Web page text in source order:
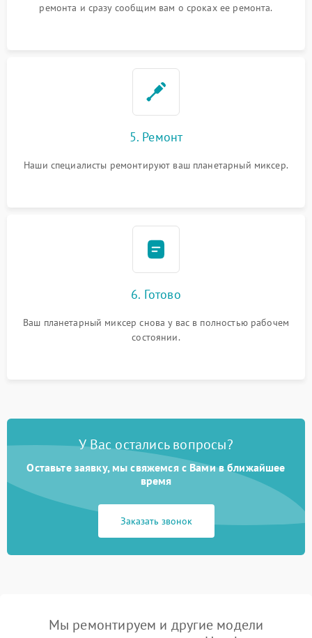
ремонта и сразу сообщим вам о сроках ее ремонта.
5. Ремонт
Наши специалисты ремонтируют ваш планетарный миксер.
6. Готово
Ваш планетарный миксер снова у вас в полностью рабочем
состоянии.
У Вас остались вопросы?
Оставьте заявку, мы свяжемся с Вами в ближайшее
время
Заказать звонок
Мы ремонтируем и другие модели